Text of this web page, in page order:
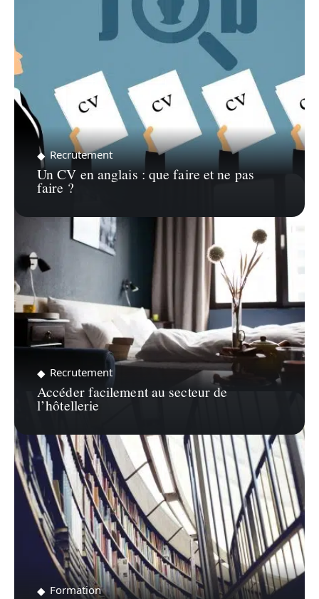
Recrutement
Un CV en anglais : que faire et ne pas
faire ?
Recrutement
Accéder facilement au secteur de
l’hôtellerie
Formation